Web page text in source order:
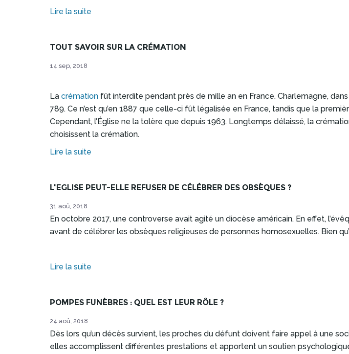
Lire la suite
TOUT SAVOIR SUR LA CRÉMATION
14 sep, 2018
La crémation fût interdite pendant près de mille an en France. Charlemagne,
789. Ce n’est qu’en 1887 que celle-ci fût légalisée en France, tandis que la
Cependant, l’Église ne la tolère que depuis 1963. Longtemps délaissé, la
choisissent la crémation.
Lire la suite
L'EGLISE PEUT-ELLE REFUSER DE CÉLÉBRER DES OBSÈQUES ?
31 aoû, 2018
En octobre 2017, une controverse avait agité un diocèse américain. En effet,
avant de célébrer les obsèques religieuses de personnes homosexuelles. Bien
Lire la suite
POMPES FUNÈBRES : QUEL EST LEUR RÔLE ?
24 aoû, 2018
Dès lors qu’un décès survient, les proches du défunt doivent faire appel à une
elles accomplissent différentes prestations et apportent un soutien